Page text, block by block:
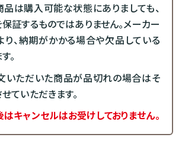
は購入可能な状態にありましても、
証するものではありません。メーカー
、納期がかかる場合や欠品している
。
ただいた商品が品切れの場合はそ
ていただきます。
キャンセルはお受けしておりません。